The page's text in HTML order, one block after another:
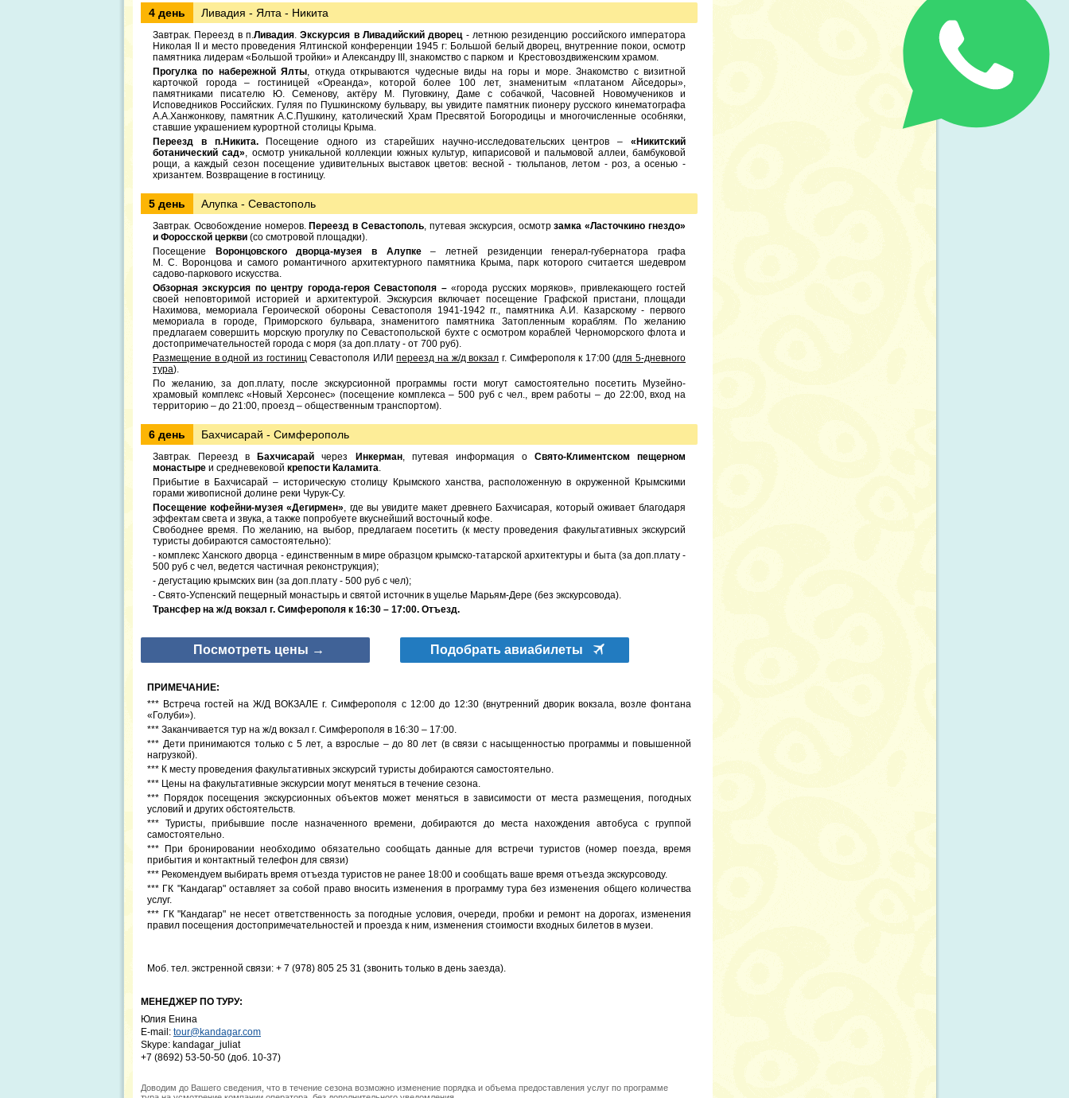
4 день Ливадия - Ялта - Никита
Завтрак. Переезд в п.Ливадия.Экскурсия в Ливадийский дворец- летнюю резиденцию российского императора
Николая II и место проведения Ялтинской конференции 1945 г: Большой белый дворец, внутренние покои, осмотр
памятника лидерам «Большой тройки» и Александру III, знакомство с парком и Крестовоздвиженским храмом.
Прогулка по набережной Ялты, откуда открываются чудесные виды на горы и море. Знакомство с визитной
карточкой города – гостиницей «Ореанда», которой более 100 лет, знаменитым «платаном Айседоры»,
памятниками писателю Ю. Семенову, актёру М. Пуговкину, Даме с собачкой, Часовней Новомучеников и
Исповедников Российских. Гуляя по Пушкинскому бульвару, вы увидите памятник пионеру русского кинематографа
А.А.Ханжонкову, памятник А.С.Пушкину, католический Храм Пресвятой Богородицы и многочисленные особняки,
ставшие украшением курортной столицы Крыма.
Переезд в п.Никита.
Посещение одного из старейших научно-исследовательских центров –«Никитский
ботанический сад», осмотр уникальной коллекции южных культур, кипарисовой и пальмовой аллеи, бамбуковой
рощи, а каждый сезон посещение удивительных выставок цветов: весной - тюльпанов, летом - роз, а осенью -
хризантем. Возвращение в гостиницу.
5 день Алупка - Севастополь
Завтрак. Освобождение номеров. Переезд в Севастополь, путевая экскурсия, осмотрзамка «Ласточкино гнездо»
и Форосской церкви (со смотровой площадки).
Посещение Воронцовского дворца-музея в Алупке– летней резиденции генерал-губернатора графа
М. С. Воронцова и самого романтичного архитектурного памятника Крыма, парк которого считается шедевром
садово-паркового искусства.
Обзорная экскурсия по центру города-героя Севастополя –«города русских моряков», привлекающего гостей
своей неповторимой историей и архитектурой. Экскурсия включает посещение Графской пристани, площади
Нахимова, мемориала Героической обороны Севастополя 1941-1942 гг., памятника А.И. Казарскому - первого
мемориала в городе, Приморского бульвара, знаменитого памятника Затопленным кораблям. По желанию
предлагаем совершить морскую прогулку по Севастопольской бухте с осмотром кораблей Черноморского флота и
достопримечательностей города с моря (за доп.плату - от 700 руб).
Размещение в одной из гостиницСевастополя ИЛИпереезд на ж/д вокзал г. Симферополя к 17:00 (для 5-дневного
тура).
По желанию, за доп.плату, после экскурсионной программы гости могут самостоятельно посетить Музейно-
храмовый комплекс «Новый Херсонес» (посещение комплекса – 500 руб с чел., врем работы – до 22:00, вход на
территорию – до 21:00, проезд – общественным транспортом).
6 день Бахчисарай - Симферополь
Завтрак. Переезд в Бахчисарай через Инкерман, путевая информация о Свято-Климентском пещерном
монастыре и средневековой крепости Каламита.
Прибытие в Бахчисарай – историческую столицу Крымского ханства, расположенную в окруженной Крымскими
горами живописной долине реки Чурук-Су.
Посещение кофейни-музея «Дегирмен», где вы увидите макет древнего Бахчисарая, который оживает благодаря
эффектам света и звука, а также попробуете вкуснейший восточный кофе.
Свободнее время. По желанию, на выбор, предлагаем посетить (к месту проведения факультативных экскурсий
туристы добираются самостоятельно):
- комплекс Ханского дворца - единственным в мире образцом крымско-татарской архитектуры и быта (за доп.плату -
500 руб с чел, ведется частичная реконструкция);
- дегустацию крымских вин (за доп.плату - 500 руб с чел);
- Свято-Успенский пещерный монастырь и святой источник в ущелье Марьям-Дере (без экскурсовода).
Трансфер на ж/д вокзал г. Симферополя к 16:30 – 17:00. Отъезд.
Посмотреть цены → Подобрать авиабилеты
ПРИМЕЧАНИЕ:
*** Встреча гостей на Ж/Д ВОКЗАЛЕ г. Симферополя с 12:00 до 12:30 (внутренний дворик вокзала, возле фонтана
«Голуби»).
*** Заканчивается тур на ж/д вокзал г. Симферополя в 16:30 – 17:00.
*** Дети принимаются только с 5 лет, а взрослые – до 80 лет (в связи с насыщенностью программы и повышенной
нагрузкой).
*** К месту проведения факультативных экскурсий туристы добираются самостоятельно.
*** Цены на факультативные экскурсии могут меняться в течение сезона.
*** Порядок посещения экскурсионных объектов может меняться в зависимости от места размещения, погодных
условий и других обстоятельств.
*** Туристы, прибывшие после назначенного времени, добираются до места нахождения автобуса с группой
самостоятельно.
*** При бронировании необходимо обязательно сообщать данные для встречи туристов (номер поезда, время
прибытия и контактный телефон для связи)
*** Рекомендуем выбирать время отъезда туристов не ранее 18:00 и сообщать ваше время отъезда экскурсоводу.
*** ГК "Кандагар" оставляет за собой право вносить изменения в программу тура без изменения общего количества
услуг.
*** ГК "Кандагар" не несет ответственность за погодные условия, очереди, пробки и ремонт на дорогах, изменения
правил посещения достопримечательностей и проезда к ним, изменения стоимости входных билетов в музеи.
Моб. тел. экстренной связи: + 7 (978) 805 25 31 (звонить только в день заезда).
МЕНЕДЖЕР ПО ТУРУ:
Юлия Енина
E-mail: tour@kandagar.com
Skype: kandagar_juliat
+7 (8692) 53-50-50 (доб. 10-37)
Доводим до Вашего сведения, что в течение сезона возможно изменение порядка и объема предоставления услуг по программе